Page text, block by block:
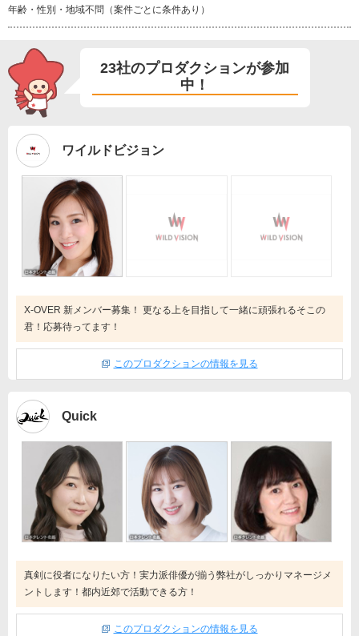
年齢・性別・地域不問（案件ごとに条件あり）
23社のプロダクションが参加
中！
ワイルドビジョン
X-OVER 新メンバー募集！ 更なる上を目指して一緒に頑張れるそこの
君！応募待ってます！
このプロダクションの情報を見る
Quick
真剣に役者になりたい方！実力派俳優が揃う弊社がしっかりマネージメ
ントします！都内近郊で活動できる方！
このプロダクションの情報を見る